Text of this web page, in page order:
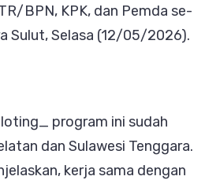
BPN, KPK, dan Pemda se-
Sulut, Selasa (12/05/2026).
program ini sudah
dan Sulawesi Tenggara.
kerja sama dengan